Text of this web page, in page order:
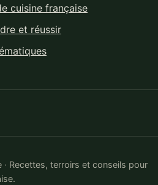
cuisine française
et réussir
· Recettes, terroirs et conseils pour